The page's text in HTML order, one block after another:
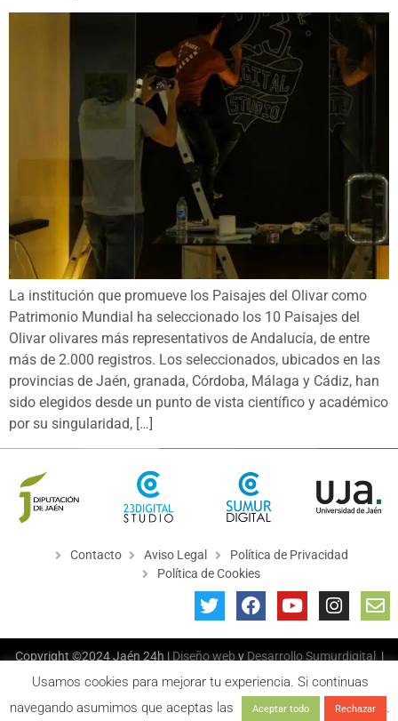
La institución que promueve los Paisajes del Olivar como
Patrimonio Mundial ha seleccionado los 10 Paisajes del
Olivar olivares más representativos de Andalucía, de entre
más de 2.000 registros. Los seleccionados, ubicados en las
provincias de Jaén, granada, Córdoba, Málaga y Cádiz, han
sido elegidos desde un punto de vista científico y académico
por su singularidad, […]
Contacto Aviso Legal
Política de Privacidad
Política de Cookies
Copyright ©2024 Jaén 24h | Diseño weby Desarrollo Sumurdigital
|
All Rights Reserved
Usamos cookies para mejorar tu experiencia. Si continuas
navegando asumimos que aceptas las
Aceptar todo Rechazar .